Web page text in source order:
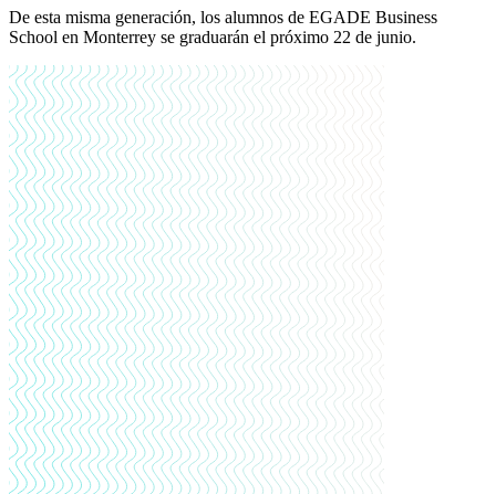
De esta misma generación, los alumnos de EGADE Business
School en Monterrey se graduarán el próximo 22 de junio.